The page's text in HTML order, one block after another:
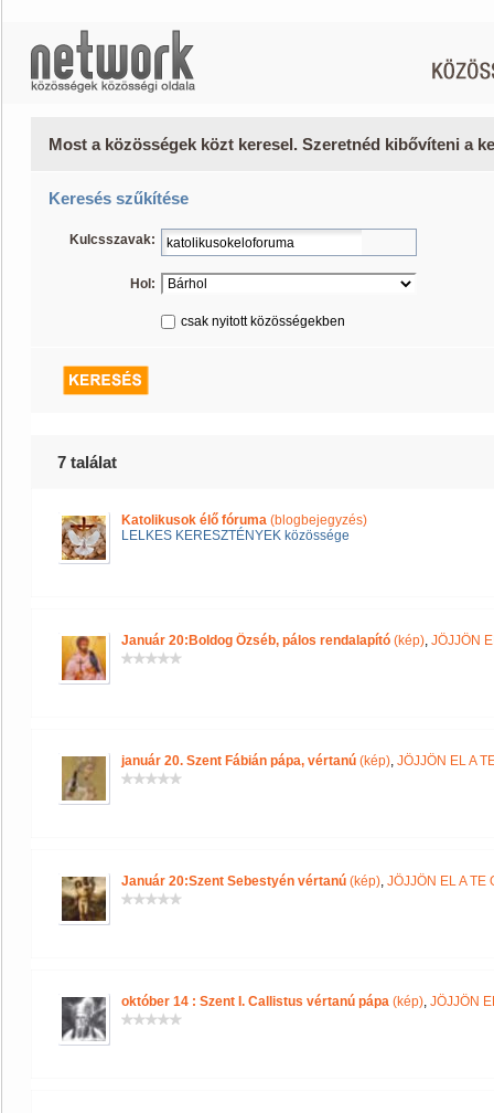
Most a közösségek közt keresel. Szeretnéd kibővíteni a
Keresés szűkítése
Kulcsszavak:
Hol:
csak nyitott közösségekben
7 találat
Katolikusok élő fóruma (blogbejegyzés)
LELKES KERESZTÉNYEK közössége
Január 20:Boldog Özséb, pálos rendalapító (kép), JÖJJÖN
január 20. Szent Fábián pápa, vértanú (kép), JÖJJÖN EL A
Január 20:Szent Sebestyén vértanú (kép), JÖJJÖN EL A TE
október 14 : Szent I. Callistus vértanú pápa (kép), JÖJJÖN